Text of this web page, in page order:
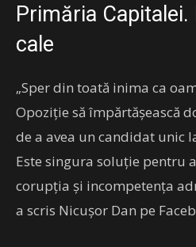
Primăria
cale
„Sper din toată inima ca
Opoziție să împărtășească
de a avea un candidat unic
Este singura soluție pentru
corupția și incompetența
a scris Nicușor Dan pe